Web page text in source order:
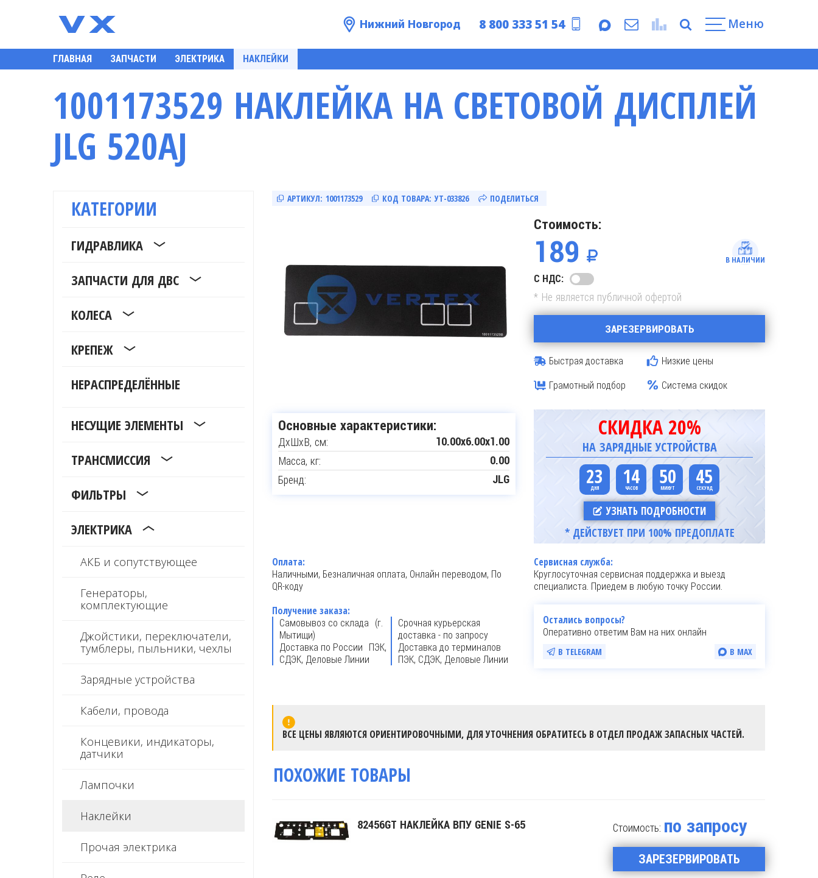
Нижний Новгород 8 800 333 51 54 Меню
ГЛАВНАЯ ЗАПЧАСТИ ЭЛЕКТРИКА НАКЛЕЙКИ
1001173529 НАКЛЕЙКА НА СВЕТОВОЙ ДИСПЛЕЙ
JLG 520AJ
КАТЕГОРИИ
ГИДРАВЛИКА
ЗАПЧАСТИ ДЛЯ ДВС
КОЛЕСА
КРЕПЕЖ
НЕРАСПРЕДЕЛЁННЫЕ
НЕСУЩИЕ ЭЛЕМЕНТЫ
ТРАНСМИССИЯ
ФИЛЬТРЫ
ЭЛЕКТРИКА
АКБ и сопутствующее
Генераторы,
комплектующие
Джойстики, переключатели,
тумблеры, пыльники, чехлы
Зарядные устройства
Кабели, провода
Концевики, индикаторы,
датчики
Лампочки
Наклейки
Прочая электрика
АРТИКУЛ: 1001173529 КОД ТОВАРА: УТ-033826 ПОДЕЛИТЬСЯ
Основные характеристики:
ДxШxВ, см: 10.00x6.00x1.00
Масса, кг: 0.00
Бренд: JLG
Стоимость:
189 В НАЛИЧИИ
С НДС:
* Не является публичной офертой
ЗАРЕЗЕРВИРОВАТЬ
Быстрая доставка
Низкие цены
Грамотный подбор
Система скидок
СКИДКА 20%
НА ЗАРЯДНЫЕ УСТРОЙСТВА
23 14 50 45
УЗНАТЬ ПОДРОБНОСТИ
* ДЕЙСТВУЕТ ПРИ 100% ПРЕДОПЛАТЕ
Оплата:
Наличными, Безналичная оплата, Онлайн переводом, По
QR-коду
Получение заказа:
Самовывоз со склада (г.
Мытищи)
Срочная курьерская
доставка - по запросу
Доставка по России ПЭК,
СДЭК, Деловые Линии
Доставка до терминалов
ПЭК, СДЭК, Деловые Линии
Сервисная служба:
Круглосуточная сервисная поддержка и выезд
специалиста. Приедем в любую точку России.
Остались вопросы?
Оперативно ответим Вам на них онлайн
В TELEGRAM В MAX
ВСЕ ЦЕНЫ ЯВЛЯЮТСЯ ОРИЕНТИРОВОЧНЫМИ, ДЛЯ УТОЧНЕНИЯ ОБРАТИТЕСЬ В ОТДЕЛ ПРОДАЖ ЗАПАСНЫХ ЧАСТЕЙ.
ПОХОЖИЕ ТОВАРЫ
82456GT НАКЛЕЙКА ВПУ GENIE S-65 Стоимость: по запросу
ЗАРЕЗЕРВИРОВАТЬ